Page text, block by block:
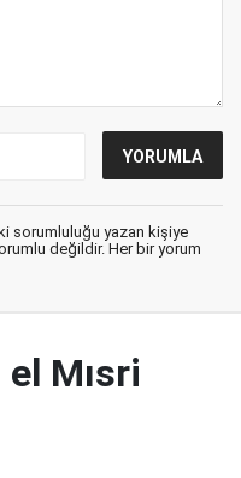
sorumluluğu yazan kişiye
değildir. Her bir yorum
Mısri